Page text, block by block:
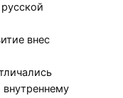
внес
внутреннему